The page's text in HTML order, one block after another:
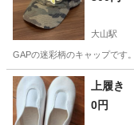
大山駅
GAPの迷彩柄のキャップです
東京 板橋区 大山駅
上履
0円